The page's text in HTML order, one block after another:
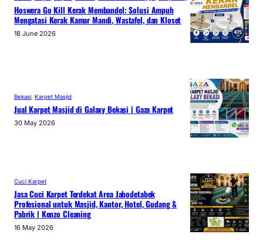
Hoswera Go Kill Kerak Membandel: Solusi Ampuh
Mengatasi Kerak Kamar Mandi, Wastafel, dan Kloset
18 June 2026
Bekasi, Karpet Masjid
Jual Karpet Masjid di Galaxy Bekasi | Gaza Karpet
30 May 2026
Cuci Karpet
Jasa Cuci Karpet Terdekat Area Jabodetabek
Profesional untuk Masjid, Kantor, Hotel, Gudang &
Pabrik | Kenzo Cleaning
16 May 2026